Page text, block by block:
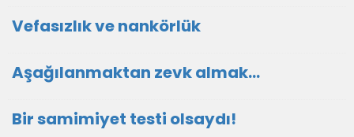
Vefasızlık ve nankörlük
Aşağılanmaktan zevk almak…
Bir samimiyet testi olsaydı!